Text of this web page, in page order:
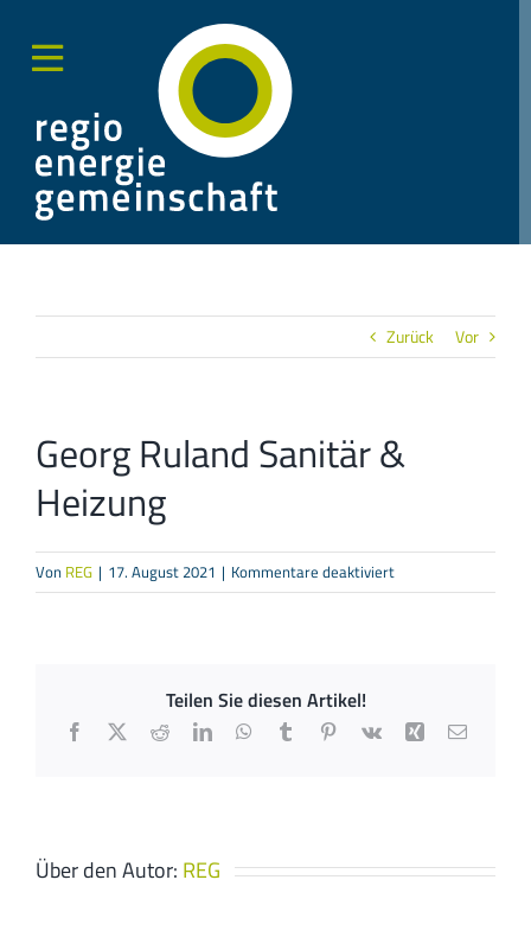
Inhalt
springen
Zurück Vor
Georg Ruland Sanitär &
Heizung
Von REG | 17. August 2021 | Kommentare deaktiviertfür
Georg
Teilen Sie diesen Artikel!
Facebook
X RedditLinkedInWhatsApp
TumblrPinterest
Vk Xing E-
Über den Autor: REG
Sliding